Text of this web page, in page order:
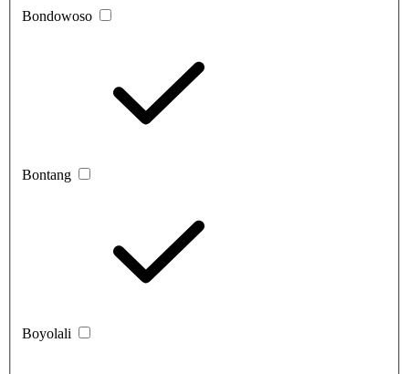
Bondowoso
Bontang
Boyolali